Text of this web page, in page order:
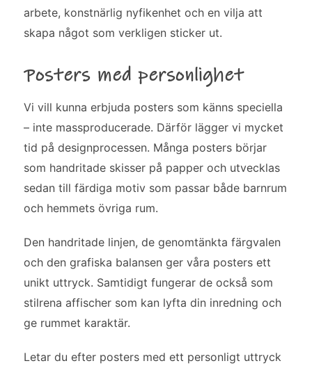
arbete, konstnärlig nyfikenhet och en vilja att
skapa något som verkligen sticker ut.
Posters med personlighet
Vi vill kunna erbjuda posters som känns speciella
– inte massproducerade. Därför lägger vi mycket
tid på designprocessen. Många posters börjar
som handritade skisser på papper och utvecklas
sedan till färdiga motiv som passar både barnrum
och hemmets övriga rum.
Den handritade linjen, de genomtänkta färgvalen
och den grafiska balansen ger våra posters ett
unikt uttryck. Samtidigt fungerar de också som
stilrena affischer som kan lyfta din inredning och
ge rummet karaktär.
Letar du efter posters med ett personligt uttryck